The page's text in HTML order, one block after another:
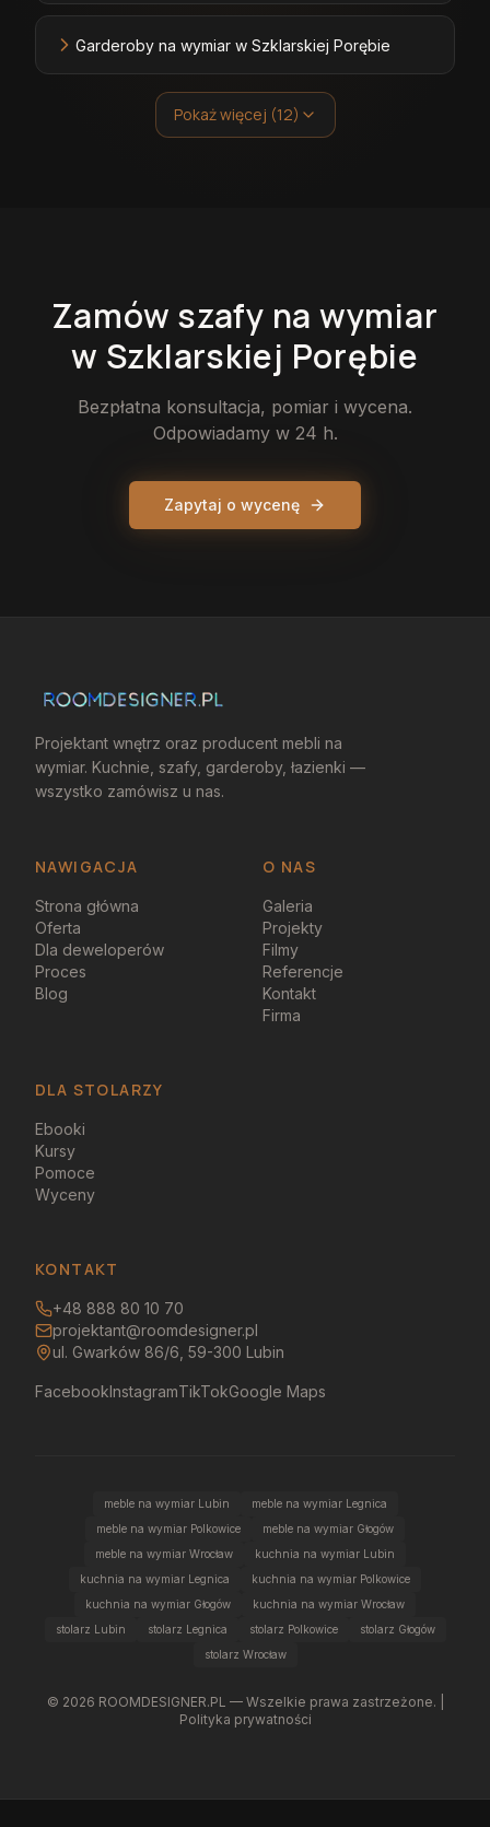
Garderoby na wymiar w Szklarskiej Porębie
Pokaż więcej (12)
Zamów szafy na wymiar
w Szklarskiej Porębie
Bezpłatna konsultacja, pomiar i wycena.
Odpowiadamy w 24 h.
Zapytaj o wycenę
Projektant wnętrz oraz producent mebli na
wymiar. Kuchnie, szafy, garderoby, łazienki —
wszystko zamówisz u nas.
NAWIGACJA O NAS
Strona główna
Oferta
Dla deweloperów
Proces
Blog
Galeria
Projekty
Filmy
Referencje
Kontakt
Firma
DLA STOLARZY
Ebooki
Kursy
Pomoce
Wyceny
KONTAKT
+48 888 80 10 70
projektant@roomdesigner.pl
ul. Gwarków 86/6, 59-300 Lubin
FacebookInstagramTikTokGoogle Maps
meble na wymiar Lubin
meble na wymiar Legnica
meble na wymiar Polkowice
meble na wymiar Głogów
meble na wymiar Wrocław
kuchnia na wymiar Lubin
kuchnia na wymiar Legnica
kuchnia na wymiar Polkowice
kuchnia na wymiar Głogów
kuchnia na wymiar Wrocław
stolarz Lubin
stolarz Legnica stolarz Polkowice
stolarz Głogów
stolarz Wrocław
© 2026 ROOMDESIGNER.PL — Wszelkie prawa zastrzeżone. |
Polityka prywatności